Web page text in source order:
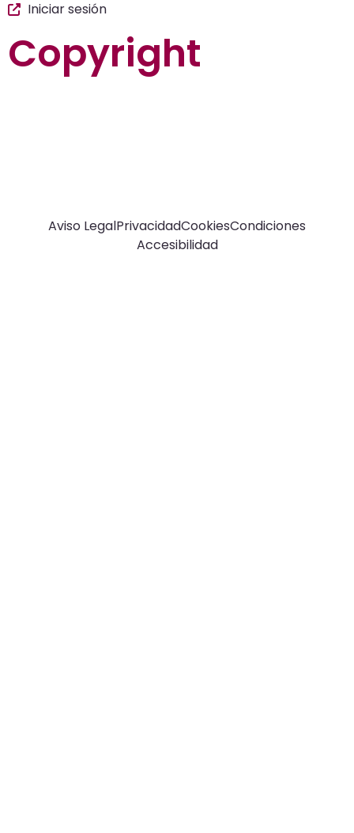
Iniciar sesión
Copyright
Aviso LegalPrivacidadCookiesCondiciones
Accesibilidad